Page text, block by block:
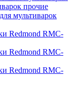
прочие
мультиварок
Redmond RMC-
Redmond RMC-
Redmond RMC-